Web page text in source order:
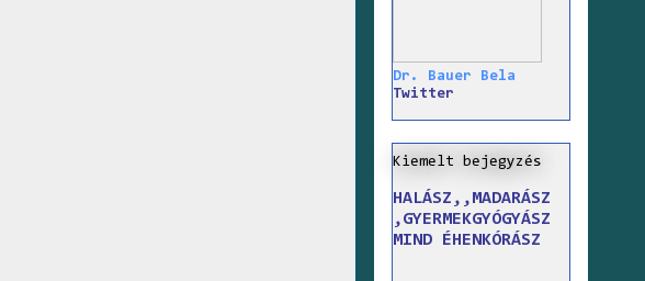
Dr. Bauer Bela
Twitter
Kiemelt bejegyzés
HALÁSZ,,MADARÁSZ
,GYERMEKGYÓGYÁSZ
MIND ÉHENKÓRÁSZ